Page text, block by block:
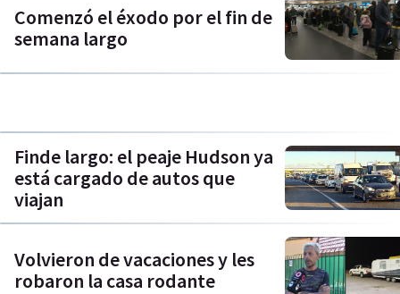
Comenzó el éxodo por el fin de
semana largo
Finde largo: el peaje Hudson ya
está cargado de autos que
viajan
Volvieron de vacaciones y les
robaron la casa rodante